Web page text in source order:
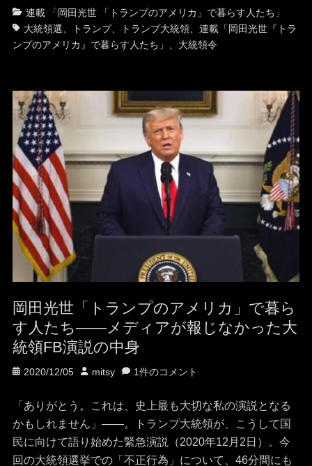
カ
テ
ゴ
連載 「岡田光世 「トランプのアメリカ」で暮らす人たち」
グ
大統領選 トランプ、 トランプ大統領、 連載「岡田光世『トラ
ンプのアメリカ』で暮らす人たち」
大統領令
岡田光世「トランプのアメリカ」で暮ら
す人たち——メディアが報じなかった大
統領FB演説の中身
投
日
2020/12/05
投 mitsy 1件のコメント
「ありがとう。これは、史上最も大切な私の演説となる
かもしれません」――。トランプ大統領が、こうして国
民に向けて語り始めた緊急演説（2020年12月2日）。今
回の大統領選挙での「不正行為」について、46分間にも